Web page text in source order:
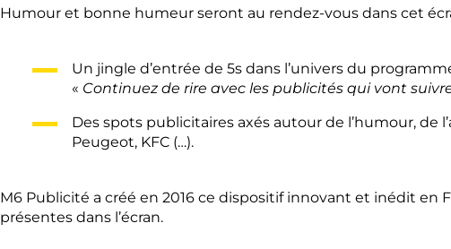
Humour et bonne humeur seront au rendez-vous dans cet
Un jingle d’entrée de 5s dans l’univers du
« Continuez de rire avec les publicités qui vont
Des spots publicitaires axés autour de l’humour, de
Peugeot, KFC (…).
M6 Publicité a créé en 2016 ce dispositif innovant et inédit
présentes dans l’écran.